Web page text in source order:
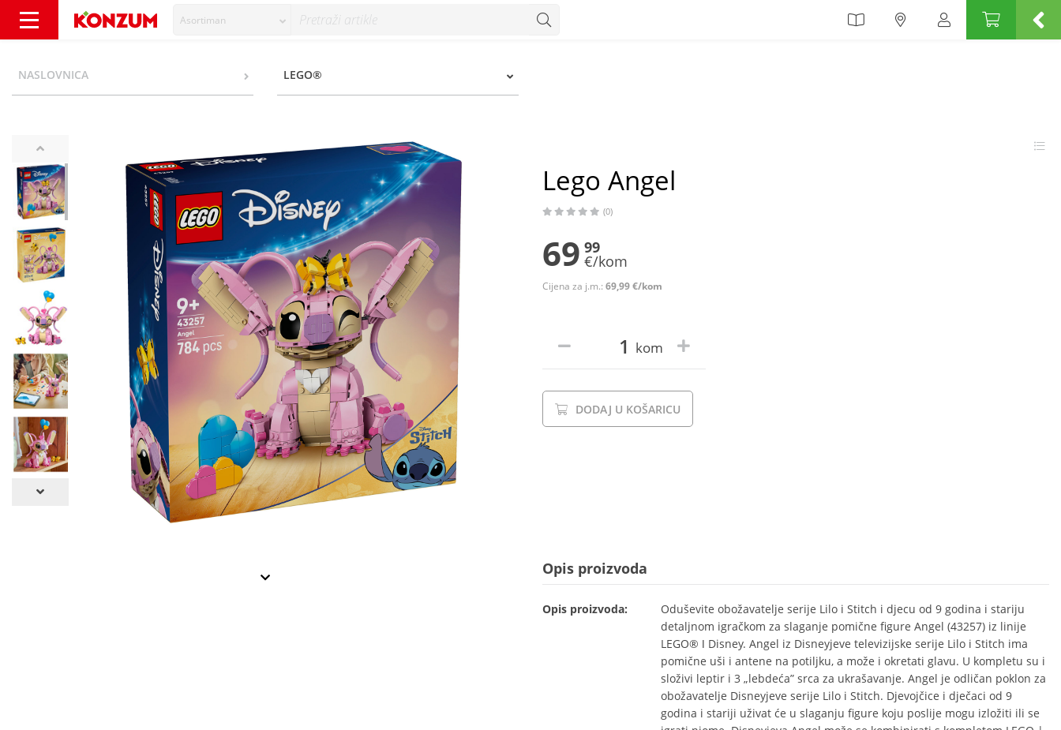
Asortiman
NASLOVNICA LEGO®
Lego Angel
(0)
69 99
€/kom
Cijena za j.m.: 69,99 €/kom
kom
DODAJ U KOŠARICU
Opis proizvoda
Opis proizvoda:
Oduševite obožavatelje serije Lilo i Stitch i djecu od 9 godina i stariju
detaljnom igračkom za slaganje pomične figure Angel (43257) iz linije
LEGO® ǀ Disney. Angel iz Disneyjeve televizijske serije Lilo i Stitch ima
pomične uši i antene na potiljku, a može i okretati glavu. U kompletu su i
složivi leptir i 3 „lebdeća” srca za ukrašavanje. Angel je odličan poklon za
obožavatelje Disneyjeve serije Lilo i Stitch. Djevojčice i dječaci od 9
godina i stariji uživat će u slaganju figure koju poslije mogu izložiti ili se